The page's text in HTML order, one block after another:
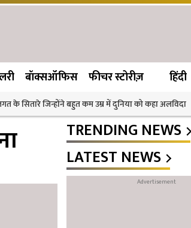
बॉक्सऑफिस फीचर स्टोरीज़ हिंदी
के सितारे जिन्होंने बहुत कम उम्र में दुनिया को कहा अलविदा
TRENDING NEWS
LATEST NEWS